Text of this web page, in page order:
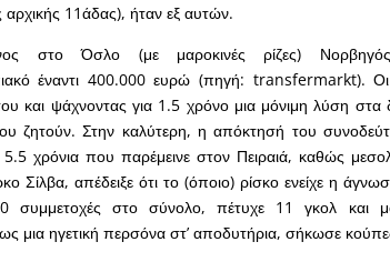
11άδας), ήταν εξ αυτών.
στο Όσλο (με μαροκινές ρίζες)
έναντι 400.000 ευρώ (πηγή: transfermarkt). Οι
και ψάχνοντας για 1.5 χρόνο μια μόνιμη λύση
ζητούν. Στην καλύτερη, η απόκτησή του
χρόνια που παρέμεινε στον Πειραιά, καθώς
Σίλβα, απέδειξε ότι το (όποιο) ρίσκο ενείχε η
συμμετοχές στο σύνολο, πέτυχε 11 γκολ και
μια ηγετική περσόνα στ’ αποδυτήρια, σήκωσε